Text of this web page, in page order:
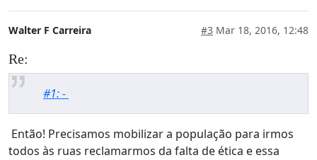
Walter F Carreira #3 Mar 18, 2016, 12:48
Re:
#1: -
Então! Precisamos mobilizar a população para irmos
todos às ruas reclamarmos da falta de ética e essa